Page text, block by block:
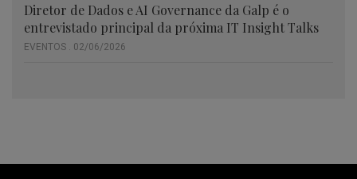
Diretor de Dados e AI Governance da Galp é o
entrevistado principal da próxima IT Insight Talks
EVENTOS . 02/06/2026